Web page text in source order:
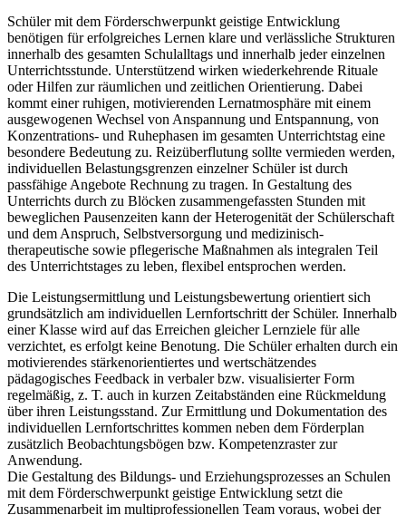
Schüler mit dem Förderschwerpunkt geistige Entwicklung
benötigen für erfolgreiches Lernen klare und verlässliche Strukturen
innerhalb des gesamten Schulalltags und innerhalb jeder einzelnen
Unterrichtsstunde. Unterstützend wirken wiederkehrende Rituale
oder Hilfen zur räumlichen und zeitlichen Orientierung. Dabei
kommt einer ruhigen, motivierenden Lernatmosphäre mit einem
ausgewogenen Wechsel von Anspannung und Entspannung, von
Konzentrations- und Ruhephasen im gesamten Unterrichtstag eine
besondere Bedeutung zu. Reizüberflutung sollte vermieden werden,
individuellen Belastungsgrenzen einzelner Schüler ist durch
passfähige Angebote Rechnung zu tragen. In Gestaltung des
Unterrichts durch zu Blöcken zusammengefassten Stunden mit
beweglichen Pausenzeiten kann der Heterogenität der Schülerschaft
und dem Anspruch, Selbstversorgung und medizinisch-
therapeutische sowie pflegerische Maßnahmen als integralen Teil
des Unterrichtstages zu leben, flexibel entsprochen werden.
Die Leistungsermittlung und Leistungsbewertung orientiert sich
grundsätzlich am individuellen Lernfortschritt der Schüler. Innerhalb
einer Klasse wird auf das Erreichen gleicher Lernziele für alle
verzichtet, es erfolgt keine Benotung. Die Schüler erhalten durch ein
motivierendes stärkenorientiertes und wertschätzendes
pädagogisches Feedback in verbaler bzw. visualisierter Form
regelmäßig, z. T. auch in kurzen Zeitabständen eine Rückmeldung
über ihren Leistungsstand. Zur Ermittlung und Dokumentation des
individuellen Lernfortschrittes kommen neben dem Förderplan
zusätzlich Beobachtungsbögen bzw. Kompetenzraster zur
Anwendung.
Die Gestaltung des Bildungs- und Erziehungsprozesses an Schulen
mit dem Förderschwerpunkt geistige Entwicklung setzt die
Zusammenarbeit im multiprofessionellen Team voraus, wobei der